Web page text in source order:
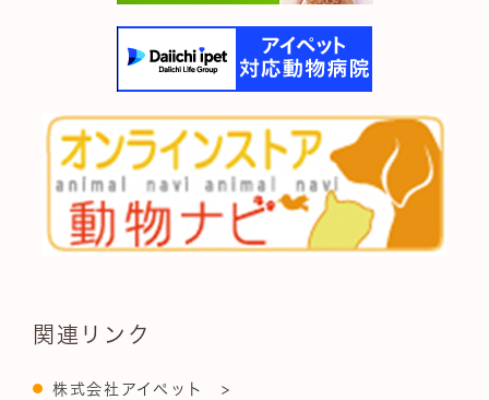
関連リンク
株式会社アイペット >